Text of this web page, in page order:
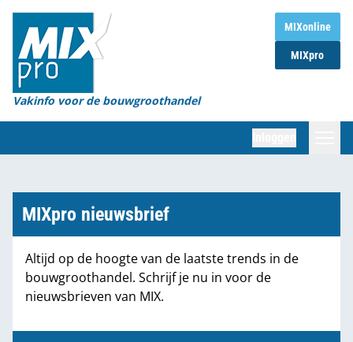
MIXonline
MIXpro
Vakinfo voor de bouwgroothandel
Home
Magazines
Organisaties
Marktcijfers
Partners
MIXpro nieuwsbrief
Altijd op de hoogte van de laatste trends in de
bouwgroothandel. Schrijf je nu in voor de
nieuwsbrieven van MIX.